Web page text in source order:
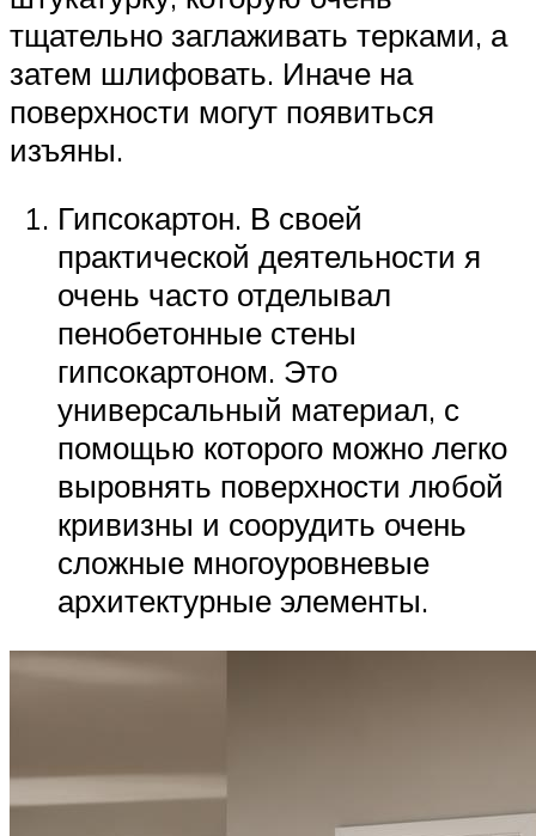
тщательно заглаживать терками, а
затем шлифовать. Иначе на
поверхности могут появиться
изъяны.
Гипсокартон. В своей
практической деятельности я
очень часто отделывал
пенобетонные стены
гипсокартоном. Это
универсальный материал, с
помощью которого можно легко
выровнять поверхности любой
кривизны и соорудить очень
сложные многоуровневые
архитектурные элементы.